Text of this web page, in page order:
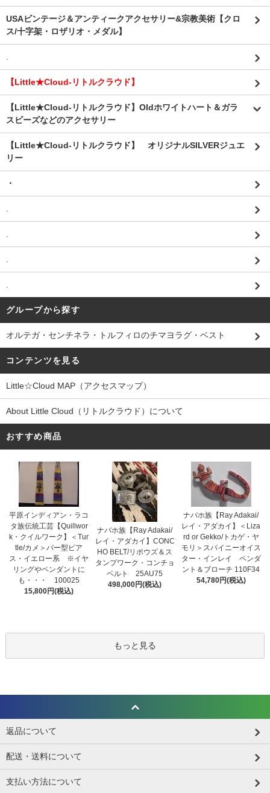
USAビンテージ＆アンティークアクセサリー&宗教美術【クロ
ス/十字架・ロザリオ・メダル】
【Little★Cloud-リトルクラウド】
【Little★Cloud-リトルクラウド】Oldホワイトハート＆ガラ
スビーズなどのアクセサリー
【Little★Cloud-リトルクラウド】 オリジナルSILVERジュエ
リー
・
グループから探す
オルテガ・センチネラ・トルフィロのチマヨラグ・ベスト
コンテンツを見る
Little☆Cloud MAP（アクセスマップ）
About Little Cloud（リトルクラウド）について
おすすめ商品
平原インディアン・ラコ
タ族伝統工芸【Quillwor
k・クイルワーク】＜Tur
tle/カメ＞バー型ピア
ス・イエロー系 ※イヤ
リングやペンダントに
も・・・ 100025
15,800円(税込)
ナバホ族【Ray Adakai/
レイ・アダカイ】CONC
HO BELT/リポウズ＆ス
タンプワーク・コンチョ
ベルト 25AU75
498,000円(税込)
ナバホ族【Ray Adakai/
レイ・アダカイ】＜Liza
rd or Gekko/トカゲ・ヤ
モリ＞スパイニーオイス
ター・インレイ ペンダ
ント＆ブローチ 110F34
54,780円(税込)
もっと見る
返品について
配送・送料について
支払い方法について